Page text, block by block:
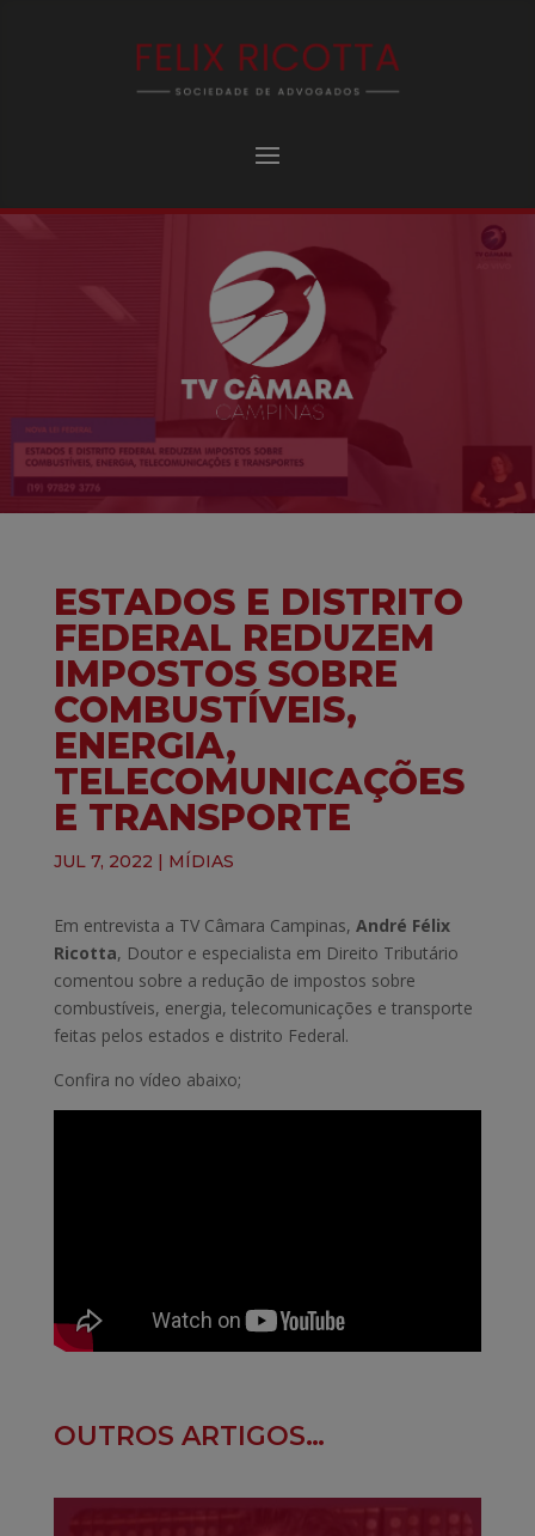
ESTADOS E DISTRITO
FEDERAL REDUZEM
IMPOSTOS SOBRE
COMBUSTÍVEIS,
ENERGIA,
TELECOMUNICAÇÕES
E TRANSPORTE
JUL 7, 2022 | MÍDIAS
Em entrevista a TV Câmara Campinas, André Félix
Ricotta, Doutor e especialista em Direito Tributário
comentou sobre a redução de impostos sobre
combustíveis, energia, telecomunicações e transporte
feitas pelos estados e distrito Federal.
Confira no vídeo abaixo;
OUTROS ARTIGOS…